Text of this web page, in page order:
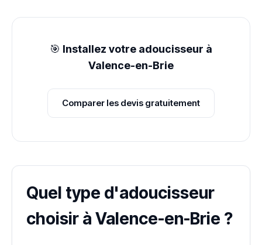
🎯 Installez votre adoucisseur à
Valence-en-Brie
Comparer les devis gratuitement
Quel type d'adoucisseur
choisir à Valence-en-Brie ?